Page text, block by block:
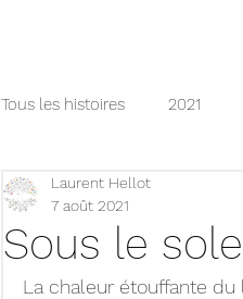
Tous les histoires 2021
2025 2026
Sous le
Laurent Hellot
7 août 2021
La chaleur étouffante